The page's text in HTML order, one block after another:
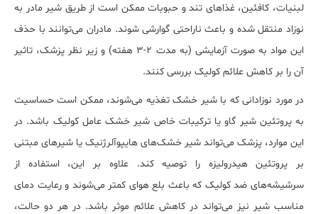
لبنیات، کافئین، غذاهای تند و حبوبات ممکن است از طریق شیر مادر به
نوزاد منتقل شده و باعث ناراحتی گوارشی شوند. مادران می‌توانند با حذف
این مواد به صورت آزمایشی (به مدت ۲-۳ هفته) و زیر نظر پزشک، تاثیر
آن را بر کاهش علائم کولیک بررسی کنند.
در مورد نوزادانی که با شیر خشک تغذیه می‌شوند، ممکن است حساسیت
به پروتئین شیر گاو یا ترکیبات خاص شیر خشک عامل کولیک باشد. در
این موارد، پزشک می‌تواند شیر خشک‌های هایپوآلرژنیک یا شیرهای مبتنی
بر پروتئین هیدرولیزه را توصیه کند. علاوه بر این، استفاده از
سرشیشه‌های ضد کولیک که باعث بلع هوای کمتر می‌شوند و رعایت دمای
مناسب شیر نیز می‌تواند در کاهش علائم موثر باشد. در هر دو حالت،